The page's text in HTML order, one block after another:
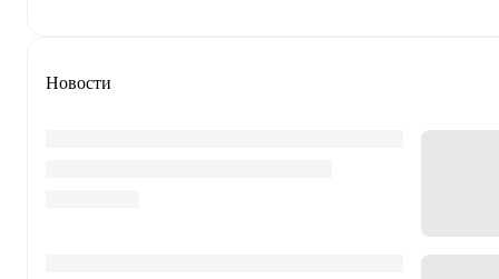
Новости